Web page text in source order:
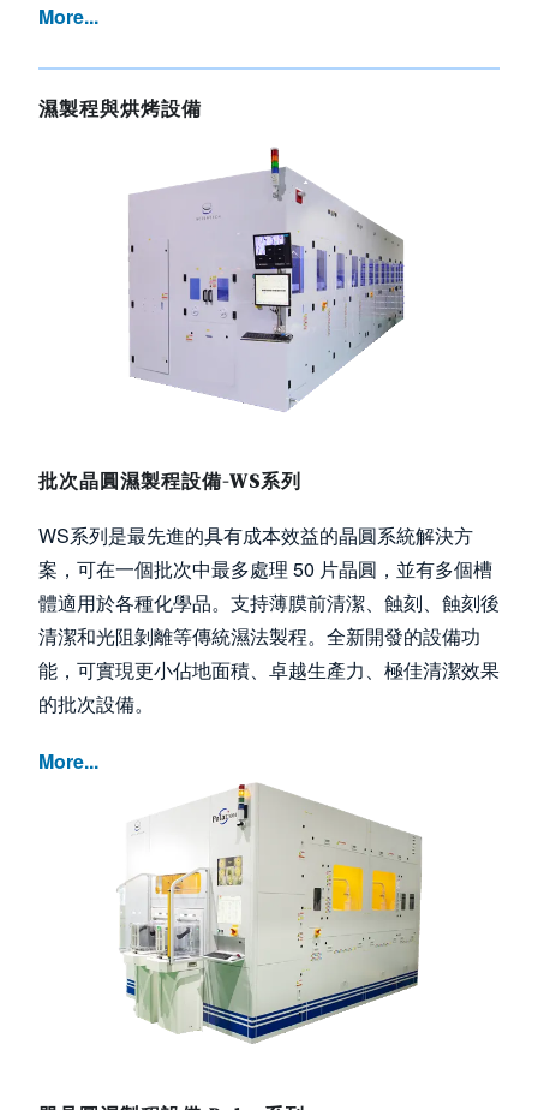
More...
濕製程與烘烤設備
批次晶圓濕製程設備-WS系列
WS系列是最先進的具有成本效益的晶圓系統解決方
案，可在一個批次中最多處理 50 片晶圓，並有多個槽
體適用於各種化學品。支持薄膜前清潔、蝕刻、蝕刻後
清潔和光阻剝離等傳統濕法製程。全新開發的設備功
能，可實現更小佔地面積、卓越生產力、極佳清潔效果
的批次設備。
More...